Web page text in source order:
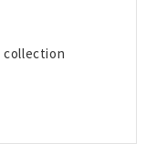
collection